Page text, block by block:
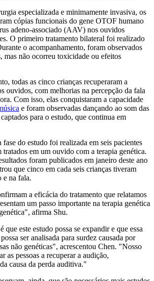
especializada e minimamente invasiva, os
cópias funcionais do gene OTOF humano
adeno-associado (AAV) nos ouvidos
O primeiro tratamento bilateral foi realizado
o acompanhamento, foram observados
mas não ocorreu toxicidade ou efeitos
todas as cinco crianças recuperaram a
ouvidos, com melhorias na percepção da fala
Com isso, elas conquistaram a capacidade
e foram observadas dançando ao som das
para o estudo, que continua em
do estudo foi realizada em seis pacientes
em um ouvido com a terapia genética.
foram publicados em janeiro deste ano
que cinco em cada seis crianças tiveram
e na fala.
a eficácia do tratamento que relatamos
um passo importante na terapia genética
afirma Shu.
que este estudo possa se expandir e que essa
ser analisada para surdez causada por
não genéticas", acrescentou Chen. "Nosso
as pessoas a recuperar a audição,
causa da perda auditiva."